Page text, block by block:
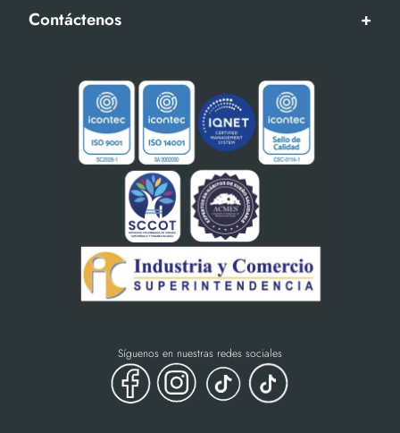
Contáctenos
+
Síguenos en nuestras redes sociales